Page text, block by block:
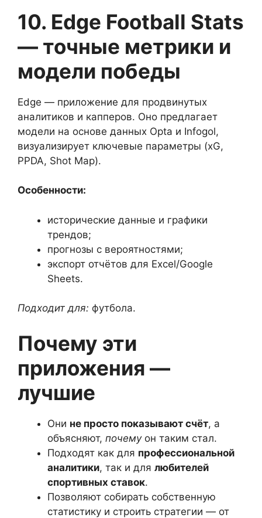
10. Edge Football Stats
— точные метрики и
модели победы
Edge — приложение для продвинутых
аналитиков и капперов. Оно предлагает
модели на основе данных Opta и Infogol,
визуализирует ключевые параметры (xG,
PPDA, Shot Map).
Особенности:
исторические данные и графики
трендов;
прогнозы с вероятностями;
экспорт отчётов для Excel/Google
Sheets.
Подходит для: футбола.
Почему эти
приложения —
лучшие
Они не просто показывают счёт, а
объясняют, почемуон таким стал.
Подходят как для профессиональной
аналитики, так и для любителей
спортивных ставок.
Позволяют собирать собственную
статистику и строить стратегии — от